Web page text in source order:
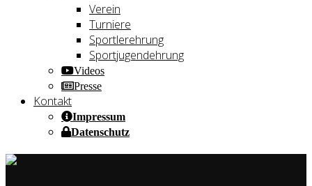
Verein
Turniere
Sportlerehrung
Sportjugendehrung
Videos
Presse
Kontakt
Impressum
Datenschutz